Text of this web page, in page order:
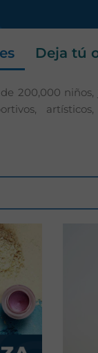
Deja tú
200,000
artísticos,